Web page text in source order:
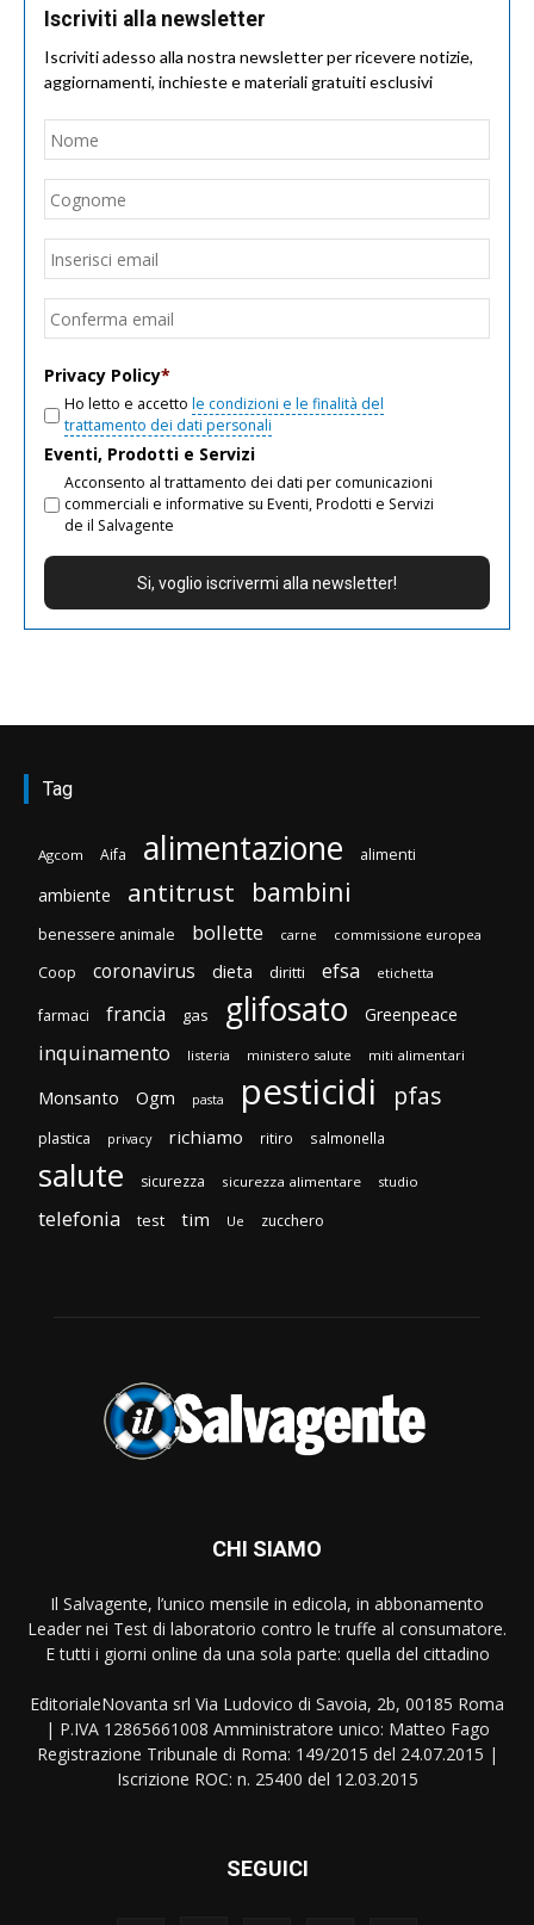
Iscriviti alla newsletter
Iscriviti adesso alla nostra newsletter per ricevere notizie,
aggiornamenti, inchieste e materiali gratuiti esclusivi
Nome
Email
Privacy Policy*
Ho letto e accetto le condizioni e le finalità del
trattamento dei dati personali
Eventi, Prodotti e Servizi
Acconsento al trattamento dei dati per comunicazioni
commerciali e informative su Eventi, Prodotti e Servizi
de il Salvagente
Tag
Agcom Aifa alimentazione alimenti
ambiente antitrust bambini
benessere animale bollette carne commissione europea
Coop coronavirus dieta diritti efsa etichetta
farmaci francia gas glifosato Greenpeace
inquinamento listeria ministero salute miti alimentari
Monsanto Ogm pasta pesticidi pfas
plastica privacy richiamo ritiro salmonella
salute sicurezza sicurezza alimentare studio
telefonia test tim Ue zucchero
CHI SIAMO
Il Salvagente, l’unico mensile in edicola, in abbonamento
Leader nei Test di laboratorio contro le truffe al consumatore.
E tutti i giorni online da una sola parte: quella del cittadino
EditorialeNovanta srl Via Ludovico di Savoia, 2b, 00185 Roma
| P.IVA 12865661008 Amministratore unico: Matteo Fago
Registrazione Tribunale di Roma: 149/2015 del 24.07.2015 |
Iscrizione ROC: n. 25400 del 12.03.2015
SEGUICI